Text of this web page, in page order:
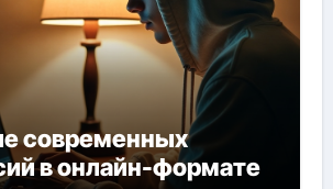
современных
в онлайн-формате